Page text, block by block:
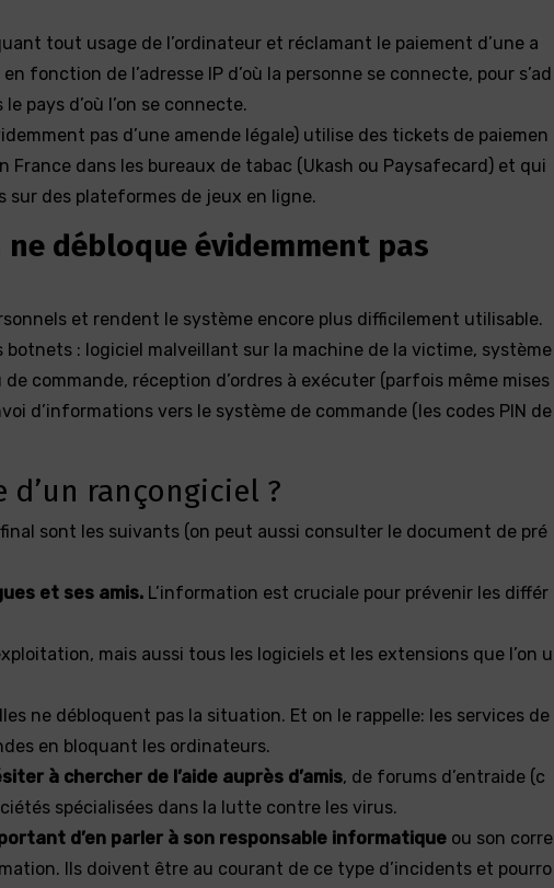
tout usage de l’ordinateur et réclamant le paiement d’une a
fonction de l’adresse IP d’où la personne se connecte, pour s’ad
pays d’où l’on se connecte.
pas d’une amende légale) utilise des tickets de paiemen
France dans les bureaux de tabac (Ukash ou Paysafecard) et qui
des plateformes de jeux en ligne.
débloque évidemment pas
et rendent le système encore plus difficilement utilisable.
: logiciel malveillant sur la machine de la victime, système
commande, réception d’ordres à exécuter (parfois même mises
d’informations vers le système de commande (les codes PIN de
d’un rançongiciel ?
sont les suivants (on peut aussi consulter le document de pré
et ses amis. L’information est cruciale pour prévenir les différ
mais aussi tous les logiciels et les extensions que l’on u
ne débloquent pas la situation. Et on le rappelle: les services de
en bloquant les ordinateurs.
à chercher de l’aide auprès d’amis, de forums d’entraide (c
spécialisées dans la lutte contre les virus.
d’en parler à son responsable informatique ou son corre
Ils doivent être au courant de ce type d’incidents et pourro